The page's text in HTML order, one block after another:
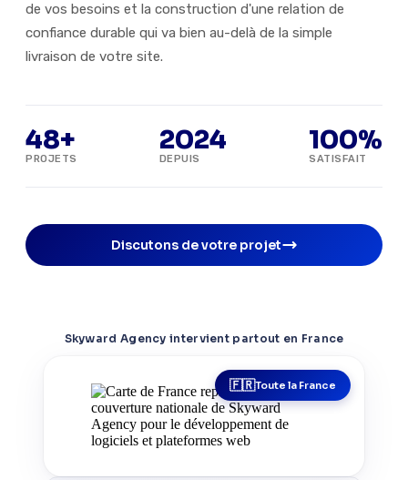
de vos besoins et la construction d'une relation de
confiance durable qui va bien au-delà de la simple
livraison de votre site.
48+
PROJETS
2024
DEPUIS
100%
SATISFAIT
Discutons de votre projet
Skyward Agency intervient partout en France
Toute la France